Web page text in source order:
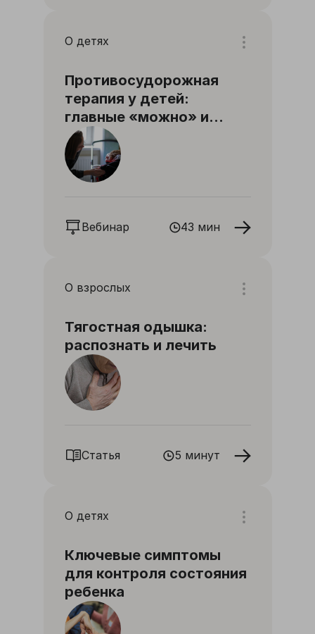
О детях
Противосудорожная
терапия у детей:
главные «можно» и
«нельзя»
Вебинар 43 мин
О взрослых
Тягостная одышка:
распознать и лечить
Статья 5 минут
О детях
Ключевые симптомы
для контроля состояния
ребенка